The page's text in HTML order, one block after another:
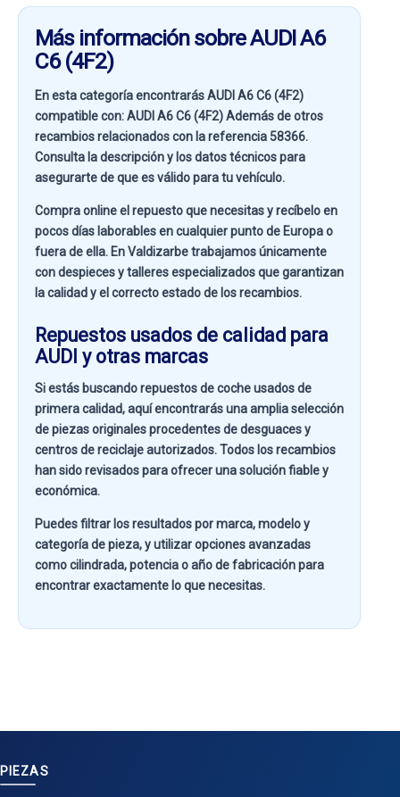
Más información sobre AUDI A6
C6 (4F2)
En esta categoría encontrarás AUDI A6 C6 (4F2)
compatible con:AUDI A6 C6 (4F2)Además de otros
recambios relacionados con la referencia 58366.
Consulta la descripción y los datos técnicos para
asegurarte de que es válido para tu vehículo.
Compra online el repuesto que necesitas y recíbelo en
pocos días laborables en cualquier punto de Europa o
fuera de ella. EnValdizarbetrabajamos únicamente
con despieces y talleres especializados que garantizan
la calidad y el correcto estado de los recambios.
Repuestos usados de calidad para
AUDI y otras marcas
Si estás buscandorepuestos de coche usados de
primera calidad, aquí encontrarás una amplia selección
de piezas originales procedentes de desguaces y
centros de reciclaje autorizados. Todos los recambios
han sido revisados para ofrecer una solución fiable y
económica.
Puedes filtrar los resultados pormarca, modelo y
categoría de pieza, y utilizar opciones avanzadas
comocilindrada, potencia o año de fabricaciónpara
encontrar exactamente lo que necesitas.
PIEZAS